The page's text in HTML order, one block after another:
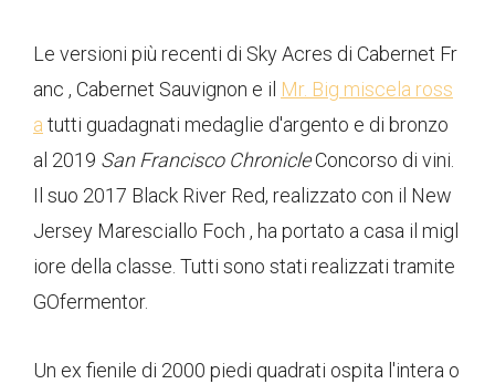
Le versioni più recenti di Sky Acres di Cabernet Fr
anc , Cabernet Sauvignon e il Mr. Big miscela ross
a tutti guadagnati medaglie d'argento e di bronzo
al 2019 San Francisco ChronicleConcorso di vini.
Il suo 2017 Black River Red, realizzato con il New
Jersey Maresciallo Foch , ha portato a casa il migl
iore della classe. Tutti sono stati realizzati tramite
GOfermentor.
Un ex fienile di 2000 piedi quadrati ospita l'intera o